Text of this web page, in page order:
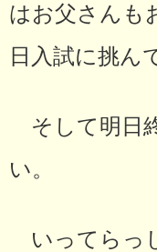
はお父さんも
日入試に挑ん
そして明日
い。
いってらっ